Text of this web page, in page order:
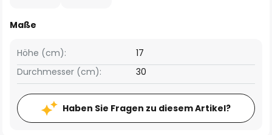
Maße
Höhe (cm):
17
Durchmesser (cm):
30
Haben Sie Fragen zu diesem Artikel?